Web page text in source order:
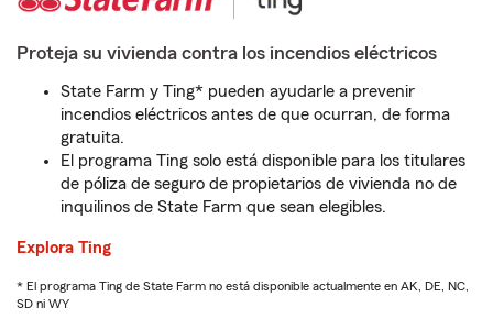
Proteja su vivienda contra los incendios eléctricos
State Farm y Ting* pueden ayudarle a prevenir
incendios eléctricos antes de que ocurran, de forma
gratuita.
El programa Ting solo está disponible para los titulares
de póliza de seguro de propietarios de vivienda no de
inquilinos de State Farm que sean elegibles.
Explora Ting
* El programa Ting de State Farm no está disponible actualmente en AK, DE, NC,
SD ni WY